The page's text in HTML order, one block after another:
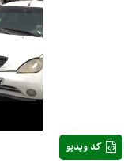
کد ویدیو